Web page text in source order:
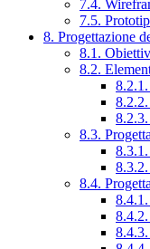
7.4.
7.5.
8. Progettazione
8.1.
8.2.
8.3.
8.4.